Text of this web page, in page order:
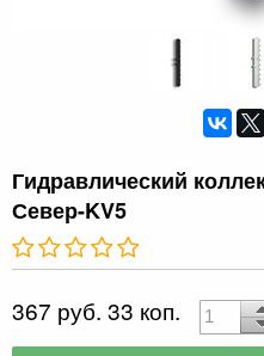
Гидравлический
Север-KV5
367 руб. 33 коп.